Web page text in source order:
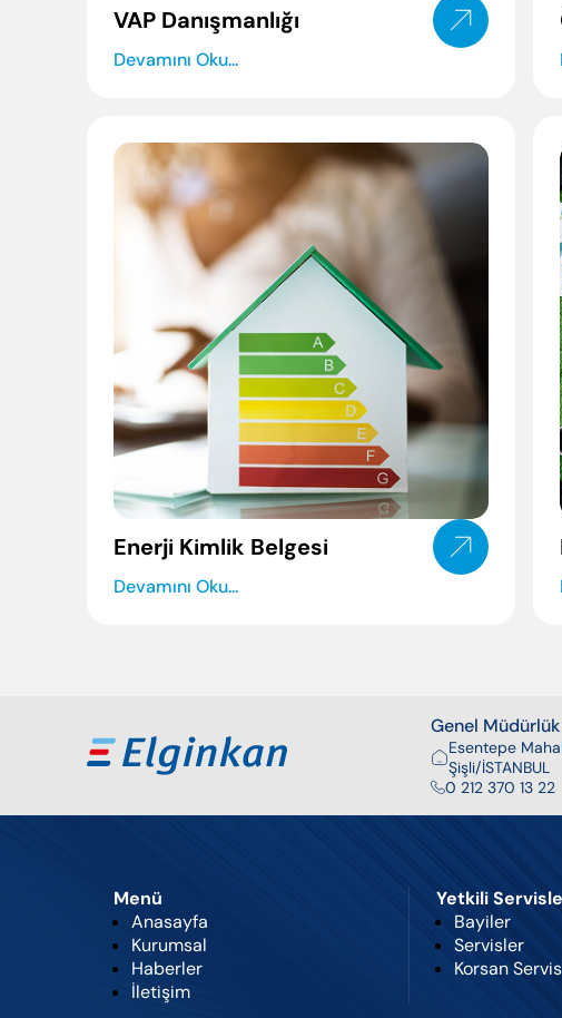
VAP Danışmanlığı
Devamını Oku...
Enerji Kimlik Belgesi
Devamını Oku...
Genel
Esentepe
Şişli/İSTANBUL
0 212 370 13 22
Menü
Anasayfa
Kurumsal
Haberler
İletişim
Yetkili
Bayiler
Servisler
Korsan Servis